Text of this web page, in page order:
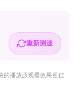
重新测速
的播放源观看效果更佳